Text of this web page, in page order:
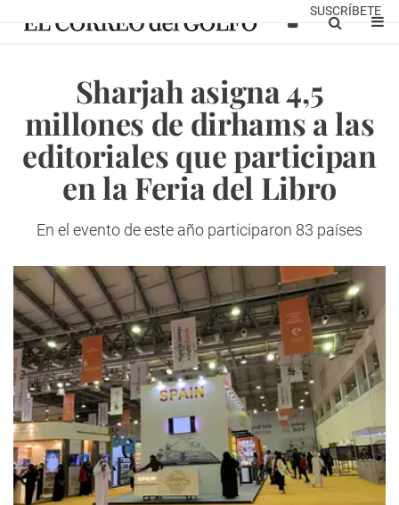
SUSCRÍBETE
Sharjah asigna 4,5
millones de dirhams a las
editoriales que participan
en la Feria del Libro
En el evento de este año participaron 83 países